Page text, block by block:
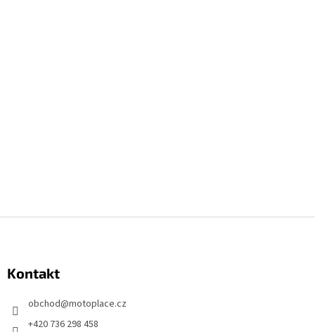
äKontakt
obchod@motoplace.cz
+420 736 298 458